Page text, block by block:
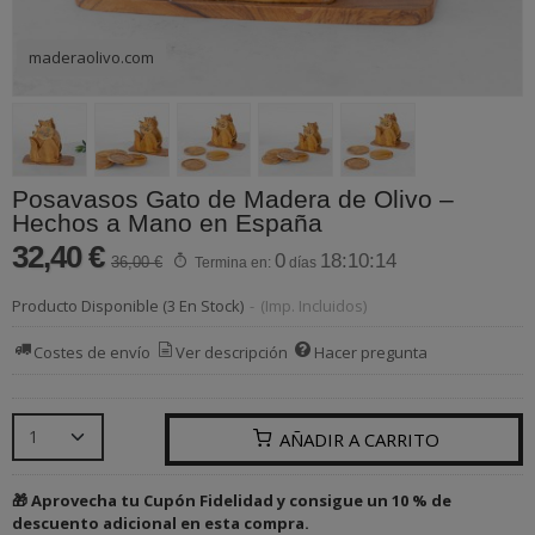
maderaolivo.com
Posavasos Gato de Madera de Olivo –
Hechos a Mano en España
32,40 € 36,00 € Termina en: 0 días 18:10:14
Producto Disponible (3 En Stock) - (Imp. Incluidos)
Costes de envío Ver descripción Hacer pregunta
AÑADIR A CARRITO
🎁 Aprovecha tu Cupón Fidelidad y consigue un 10 % de
descuento adicional en esta compra.